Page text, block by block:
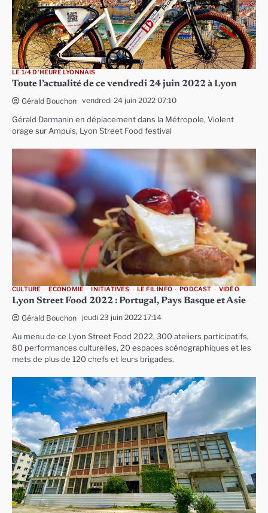
LE 1/4 D'HEURE LYONNAIS
Toute l’actualité de ce vendredi 24 juin 2022 à Lyon
Gérald Bouchon vendredi 24 juin 2022 07:10
Gérald Darmanin en déplacement dans la Métropole, Violent
orage sur Ampuis, Lyon Street Food festival
CULTURE ECONOMIE INITIATIVES LE FIL INFO PODCAST VIDÉO
Lyon Street Food 2022 : Portugal, Pays Basque et Asie
Gérald Bouchon jeudi 23 juin 2022 17:14
Au menu de ce Lyon Street Food 2022, 300 ateliers participatifs,
80 performances culturelles, 20 espaces scénographiques et les
mets de plus de 120 chefs et leurs brigades.